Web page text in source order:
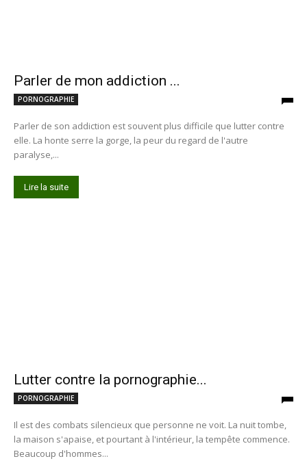
Parler de mon addiction ...
PORNOGRAPHIE
Parler de son addiction est souvent plus difficile que lutter contre
elle. La honte serre la gorge, la peur du regard de l'autre
paralyse,...
Lire la suite
Lutter contre la pornographie...
PORNOGRAPHIE
Il est des combats silencieux que personne ne voit. La nuit tombe,
la maison s'apaise, et pourtant à l'intérieur, la tempête commence.
Beaucoup d'hommes...